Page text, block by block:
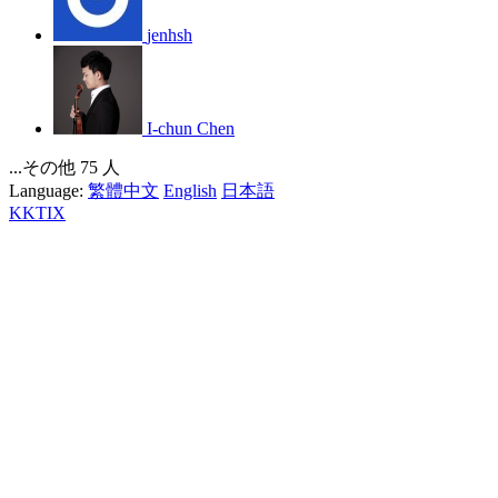
jenhsh
I-chun Chen
...その他 75 人
Language: 繁體中文 English 日本語
KKTIX